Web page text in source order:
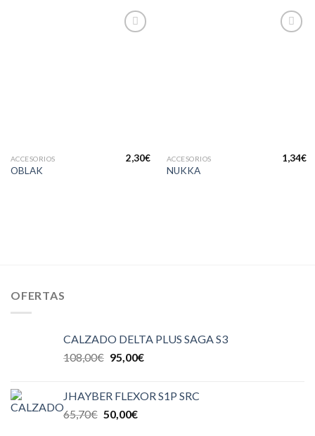
ACCESORIOS
OBLAK
2,30€ ACCESORIOS
NUKKA
1,34€
OFERTAS
CALZADO DELTA PLUS SAGA S3
108,00€ 95,00€
JHAYBER FLEXOR S1P SRC
65,70€ 50,00€